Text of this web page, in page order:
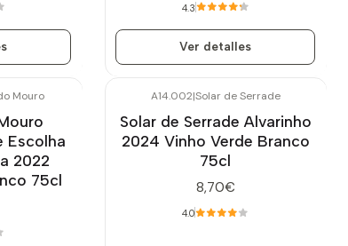
4.3
Ver detalles
Mouro
Escolha
2022
75cl
A14.002|Solar de Serrade
Solar de Serrade Alvarinho
2024 Vinho Verde Branco
75cl
8,70€
4.0